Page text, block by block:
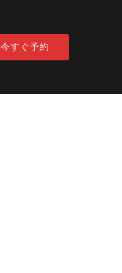
今すぐ予約